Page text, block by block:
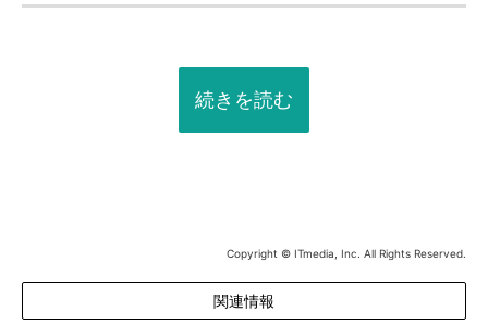
続きを読む
Copyright © ITmedia, Inc. All Rights Reserved.
関連情報